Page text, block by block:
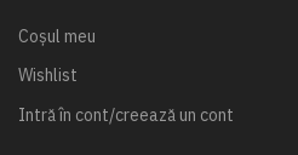
Coșul meu
Wishlist
Intră în cont/creează un cont